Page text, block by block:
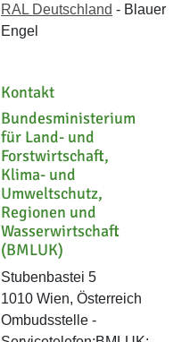
RAL Deutschland - Blauer
Engel
Kontakt
Bundesministerium
für Land- und
Forstwirtschaft,
Klima- und
Umweltschutz,
Regionen und
Wasserwirtschaft
(BMLUK)
Stubenbastei 5
1010 Wien, Österreich
Ombudsstelle -